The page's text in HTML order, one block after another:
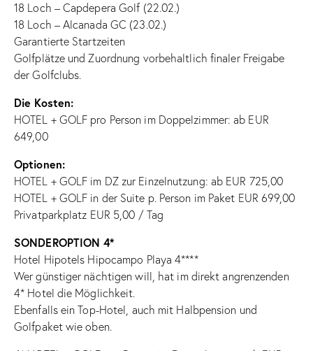
18 Loch – Capdepera Golf (22.02.)
18 Loch – Alcanada GC (23.02.)
Garantierte Startzeiten
Golfplätze und Zuordnung vorbehaltlich finaler Freigabe
der Golfclubs.
Die Kosten:
HOTEL + GOLF pro Person im Doppelzimmer: ab EUR
649,00
Optionen:
HOTEL + GOLF im DZ zur Einzelnutzung: ab EUR 725,00
HOTEL + GOLF in der Suite p. Person im Paket EUR 699,00
Privatparkplatz EUR 5,00 / Tag
SONDEROPTION 4*
Hotel Hipotels Hipocampo Playa 4****
Wer günstiger nächtigen will, hat im direkt angrenzenden
4* Hotel die Möglichkeit.
Ebenfalls ein Top-Hotel, auch mit Halbpension und
Golfpaket wie oben.